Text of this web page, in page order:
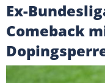
Ex-
Comeback